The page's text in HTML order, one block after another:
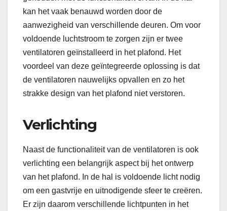
kan het vaak benauwd worden door de
aanwezigheid van verschillende deuren. Om voor
voldoende luchtstroom te zorgen zijn er twee
ventilatoren geïnstalleerd in het plafond. Het
voordeel van deze geïntegreerde oplossing is dat
de ventilatoren nauwelijks opvallen en zo het
strakke design van het plafond niet verstoren.
Verlichting
Naast de functionaliteit van de ventilatoren is ook
verlichting een belangrijk aspect bij het ontwerp
van het plafond. In de hal is voldoende licht nodig
om een gastvrije en uitnodigende sfeer te creëren.
Er zijn daarom verschillende lichtpunten in het